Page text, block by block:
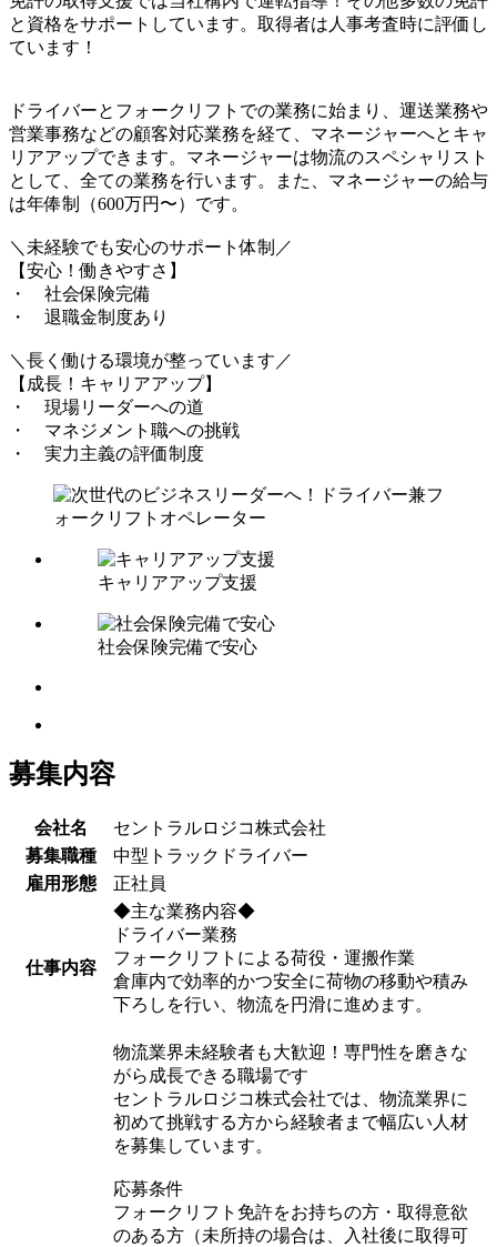
と資格をサポートしています。取得者は人事考査時に評価し
ています！
ドライバーとフォークリフトでの業務に始まり、運送業務や
営業事務などの顧客対応業務を経て、マネージャーへとキャ
リアアップできます。マネージャーは物流のスペシャリスト
として、全ての業務を行います。また、マネージャーの給与
は年俸制（600万円〜）です。
＼未経験でも安心のサポート体制／
【安心！働きやすさ】
・ 社会保険完備
・ 退職金制度あり
＼長く働ける環境が整っています／
【成長！キャリアアップ】
・ 現場リーダーへの道
・ マネジメント職への挑戦
・ 実力主義の評価制度
キャリアアップ支援
社会保険完備で安心
募集内容
会社名
セントラルロジコ株式会社
募集職種
中型トラックドライバー
雇用形態
正社員
仕事内容
◆主な業務内容◆
ドライバー業務
フォークリフトによる荷役・運搬作業
倉庫内で効率的かつ安全に荷物の移動や積み
下ろしを行い、物流を円滑に進めます。
物流業界未経験者も大歓迎！専門性を磨きな
がら成長できる職場です
セントラルロジコ株式会社では、物流業界に
初めて挑戦する方から経験者まで幅広い人材
を募集しています。
応募条件
フォークリフト免許をお持ちの方・取得意欲
のある方（未所持の場合は、入社後に取得可